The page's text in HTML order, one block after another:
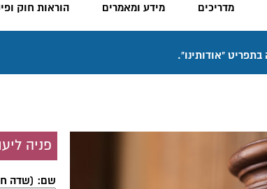
מדריכים מידע ומאמרים הוראות חוק
פניה
שם: (שדה